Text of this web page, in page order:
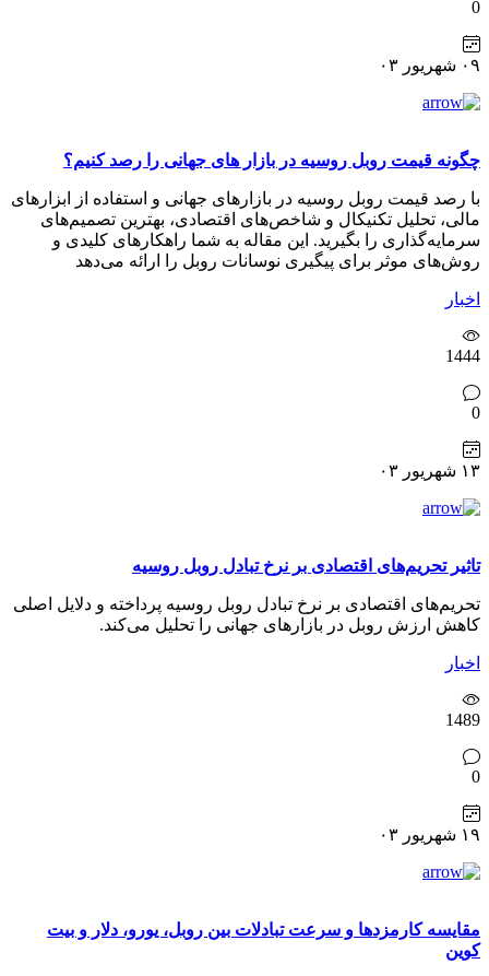
0
۰۹ شهریور ۰۳
چگونه قیمت روبل روسیه در بازار های جهانی را رصد کنیم؟
با رصد قیمت روبل روسیه در بازارهای جهانی و استفاده از ابزارهای
مالی، تحلیل تکنیکال و شاخص‌های اقتصادی، بهترین تصمیم‌های
سرمایه‌گذاری را بگیرید. این مقاله به شما راهکارهای کلیدی و
روش‌های موثر برای پیگیری نوسانات روبل را ارائه می‌دهد
اخبار
1444
0
۱۳ شهریور ۰۳
تاثیر تحریم‌های اقتصادی بر نرخ تبادل روبل روسیه
تحریم‌های اقتصادی بر نرخ تبادل روبل روسیه پرداخته و دلایل اصلی
کاهش ارزش روبل در بازارهای جهانی را تحلیل می‌کند.
اخبار
1489
0
۱۹ شهریور ۰۳
مقایسه کارمزدها و سرعت تبادلات بین روبل، یورو، دلار و بیت
کوین